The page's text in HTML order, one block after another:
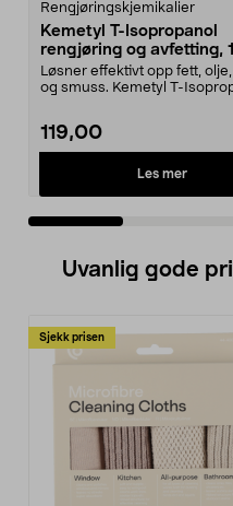
Rengjøringskjemikalier
Kemetyl T-Isopropanol
rengjøring og avfetting, 1
Løsner effektivt opp fett,
og smuss. Kemetyl T-
119,00
Les mer
Uvanlig gode
Sjekk prisen